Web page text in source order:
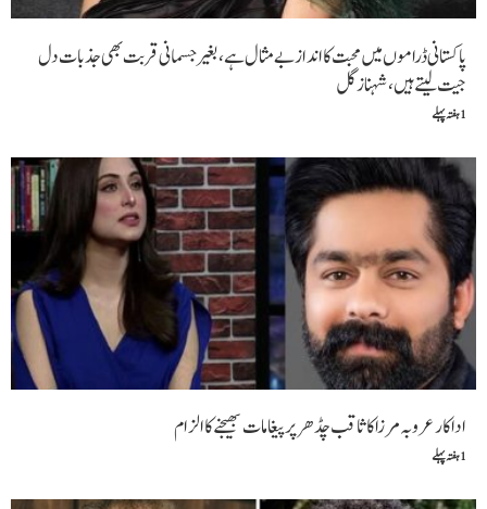
پاکستانی ڈراموں میں محبت کا انداز بے مثال ہے، بغیر جسمانی قربت بھی جذبات دل
جیت لیتے ہیں،شہناز گل
1 ہفتہ پہلے
اداکار عروبہ مرزا کا ثاقب چڈھر پر پیغامات بھیجنے کا الزام
1 ہفتہ پہلے